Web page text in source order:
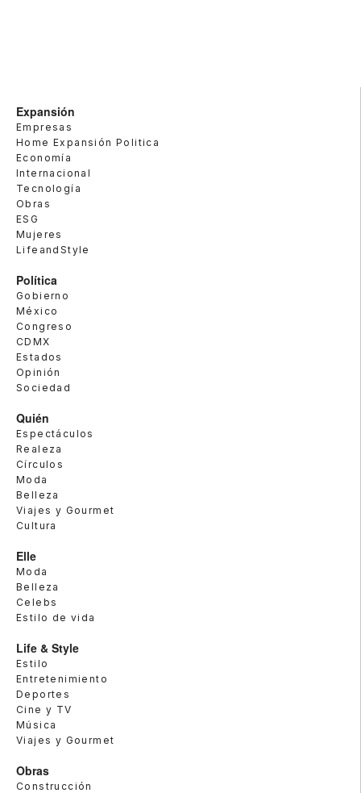
Expansión
Empresas
Home Expansión Politica
Economía
Internacional
Tecnología
Obras
ESG
Mujeres
LifeandStyle
Política
Gobierno
México
Congreso
CDMX
Estados
Opinión
Sociedad
Quién
Espectáculos
Realeza
Círculos
Moda
Belleza
Viajes y Gourmet
Cultura
Elle
Moda
Belleza
Celebs
Estilo de vida
Life & Style
Estilo
Entretenimiento
Deportes
Cine y TV
Música
Viajes y Gourmet
Obras
Construcción